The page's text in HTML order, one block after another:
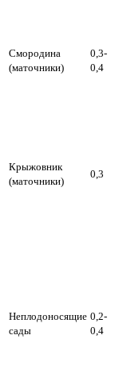
Смородина
(маточники)
0,3-
0,4
Крыжовник
(маточники)
0,3
Неплодоносящие
сады
0,2-
0,4